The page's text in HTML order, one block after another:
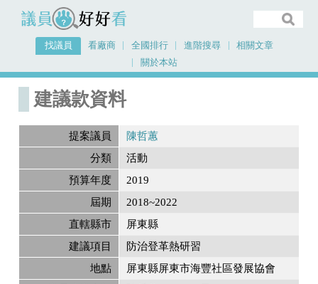
議員好好看
找議員 看廠商 全國排行 進階搜尋
相關文章
關於本站
首頁
建議款資料
提案議員
陳哲蕙
分類
活動
預算年度
2019
屆期
2018~2022
直轄縣市
屏東縣
建議項目
防治登革熱研習
地點
屏東縣屏東市海豐社區發展協會